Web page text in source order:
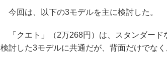
今回は、以下の3モデルを主に検討した。
「クエト」（2万268円）は、スタンダード
検討した3モデルに共通だが、背面だけでな